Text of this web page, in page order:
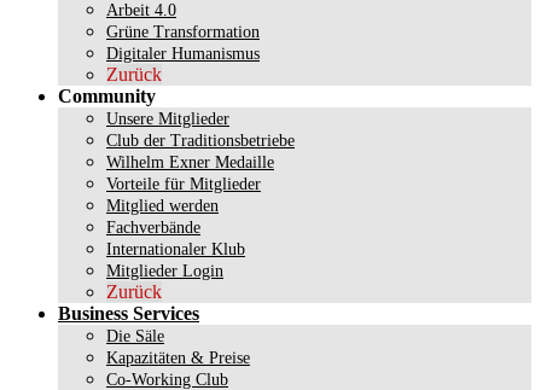
Arbeit 4.0
Grüne Transformation
Digitaler Humanismus
Zurück
Community
Unsere Mitglieder
Club der Traditionsbetriebe
Wilhelm Exner Medaille
Vorteile für Mitglieder
Mitglied werden
Fachverbände
Internationaler Klub
Mitglieder Login
Zurück
Business Services
Die Säle
Kapazitäten & Preise
Co-Working Club